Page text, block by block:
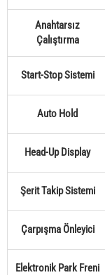
Anahtarsız
Çalıştırma
Start-Stop Sistemi
Auto Hold
Head-Up Display
Şerit Takip Sistemi
Çarpışma Önleyici
Elektronik Park Freni